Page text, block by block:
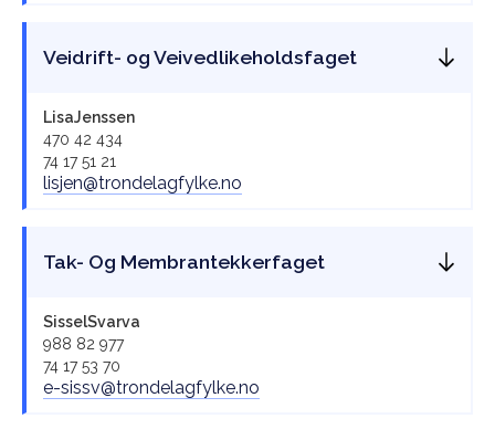
Veidrift- og Veivedlikeholdsfaget
LisaJenssen
470 42 434
74 17 51 21
lisjen@trondelagfylke.no
Tak- Og Membrantekkerfaget
SisselSvarva
988 82 977
74 17 53 70
e-sissv@trondelagfylke.no